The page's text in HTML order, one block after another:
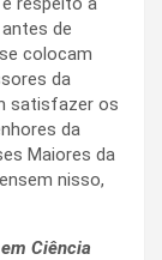
de
colocam
da
satisfazer os
da
Maiores da
nisso,
Ciência